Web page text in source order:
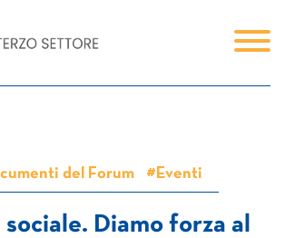
del Forum #Eventi
sociale. Diamo forza al